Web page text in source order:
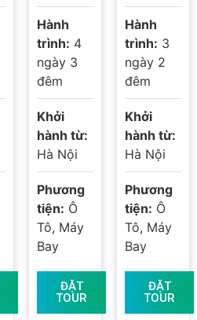
YÊN TỬ |
Hành
Trình 4
Ngày 3
Đêm
Hành
trình: 4
ngày 3
đêm
Khởi
hành từ:
Hà Nội
Phương
tiện: Ô
Tô, Máy
Bay
ĐẶT
TOUR
HÀ NỘI |
Hành
Trình 3
Ngày 2
Đêm
Hành
trình: 3
ngày 2
đêm
Khởi
hành từ:
Hà Nội
Phương
tiện: Ô
Tô, Máy
Bay
ĐẶT
TOUR